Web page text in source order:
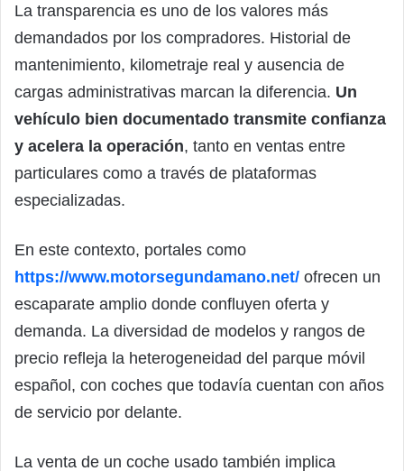
La transparencia es uno de los valores más
demandados por los compradores. Historial de
mantenimiento, kilometraje real y ausencia de
cargas administrativas marcan la diferencia. Un
vehículo bien documentado transmite confianza
y acelera la operación, tanto en ventas entre
particulares como a través de plataformas
especializadas.
En este contexto, portales como
https://www.motorsegundamano.net/ ofrecen un
escaparate amplio donde confluyen oferta y
demanda. La diversidad de modelos y rangos de
precio refleja la heterogeneidad del parque móvil
español, con coches que todavía cuentan con años
de servicio por delante.
La venta de un coche usado también implica